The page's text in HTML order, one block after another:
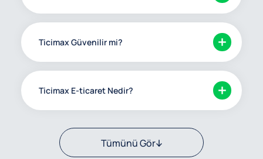
Ticimax Güvenilir mi?
Ticimax E-ticaret Nedir?
Tümünü Gör